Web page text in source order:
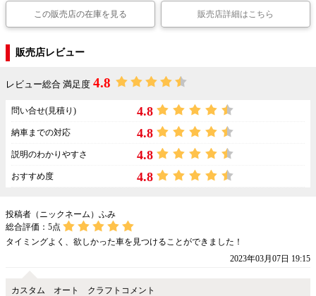
この販売店の在庫を見る 販売店詳細はこちら
販売店レビュー
レビュー総合 満足度 4.8
問い合せ(見積り) 4.8
納車までの対応 4.8
説明のわかりやすさ 4.8
おすすめ度 4.8
投稿者（ニックネーム）ふみ
総合評価： 5点
タイミングよく、欲しかった車を見つけることができました！
2023年03月07日 19:15
カスタム オート クラフトコメント